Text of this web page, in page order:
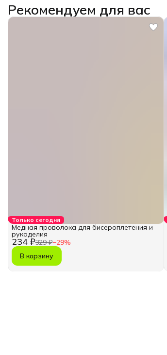
Рекомендуем для вас
Только сегодня
234 ₽329 ₽−29%
Медная проволока для бисероплетения и
рукоделия
В корзину